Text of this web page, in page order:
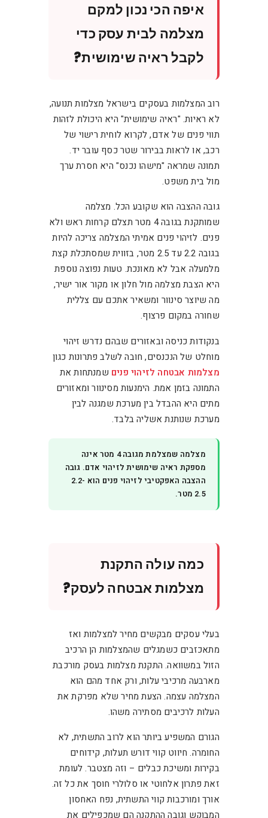
איפה הכי נכון למקם
מצלמה לבית עסק כדי
לקבל ראיה שימושית?
רוב המצלמות בעסקים בישראל מצלמות תנועה,
לא ראיות. "ראיה שימושית" היא היכולת לזהות
תווי פנים של אדם, לקרוא לוחית רישוי של
רכב, או לראות בבירור שטר כסף עובר יד.
תמונה שמראה "מישהו נכנס" היא חסרת ערך
מול בית משפט.
גובה ההצבה הוא שקובע הכל. מצלמה
שמותקנת בגובה 4 מטר תצלם קרחות ראש ולא
פנים. לזיהוי פנים אמיתי המצלמה צריכה להיות
בגובה 2.2 עד 2.5 מטר, בזווית שמסתכלת קצת
מלמעלה אבל לא מאונכת. טעות נפוצה נוספת
היא הצבת מצלמה מול חלון או מקור אור ישיר,
מה שיוצר סינוור ומשאיר אתכם עם צללית
שחורה במקום פרצוף.
בנקודות כניסה ובאזורים שבהם נדרש זיהוי
מוחלט של הנכנסים, חובה לשלב פתרונות כגון
מצלמות אבטחה לזיהוי פנים שמנתחות את
התמונה בזמן אמת. הימנעות מסינוור ומאזורים
מתים היא ההבדל בין מערכת שמגנה לבין
מערכת שנותנת אשליה בלבד.
מצלמה שמצלמת מגובה 4 מטר אינה
מספקת ראיה שימושית לזיהוי אדם. גובה
ההצבה האפקטיבי לזיהוי פנים הוא 2.2-
2.5 מטר.
כמה עולה התקנת
מצלמות אבטחה לעסק?
בעלי עסקים מבקשים מחיר למצלמות ואז
מתאכזבים כשמגלים שהמצלמות הן הרכיב
הזול במשוואה. התקנת מצלמות בעסק מורכבת
מארבעה מרכיבי עלות, ורק אחד מהם הוא
המצלמה עצמה. הצעת מחיר שלא מפרקת את
העלות לרכיבים מסתירה משהו.
הגורם המשפיע ביותר הוא לרוב התשתית, לא
החומרה. חיווט קווי דורש תעלות, קידוחים
בקירות ומשיכת כבלים – וזה מצטבר. לעומת
זאת פתרון אלחוטי או סלולרי חוסך את כל זה.
אורך ומורכבות קווי התשתית, נפח האחסון
המבוקש וגובה ההתקנה הם שמכפילים את